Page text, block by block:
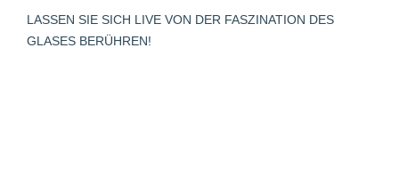
LASSEN SIE SICH LIVE VON DER FASZINATION DES
GLASES BERÜHREN!